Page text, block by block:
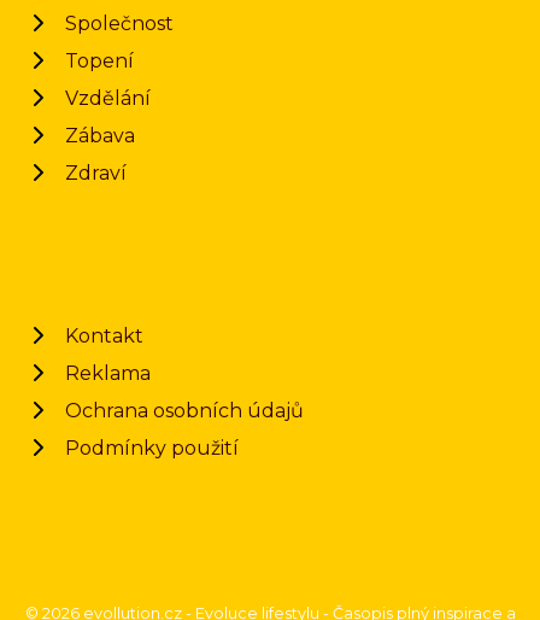
Společnost
Topení
Vzdělání
Zábava
Zdraví
Kontakt
Reklama
Ochrana osobních údajů
Podmínky použití
© 2026 evollution.cz - Evoluce lifestylu - Časopis plný inspirace a